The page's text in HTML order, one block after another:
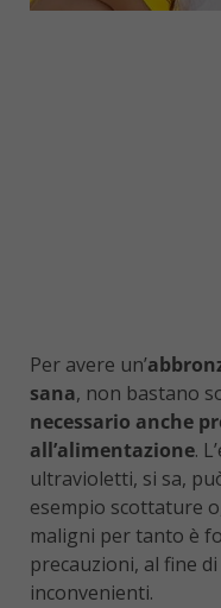
Per avere un’
sana, non bastano
necessario anche
all’alimentazione.
ultravioletti, si sa,
esempio scottature
maligni per tanto è
precauzioni, al fine
inconvenienti.